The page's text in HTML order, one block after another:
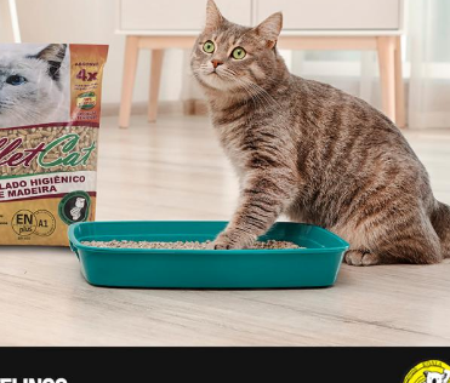
Relatório Transparência
Trabalhe Conosco